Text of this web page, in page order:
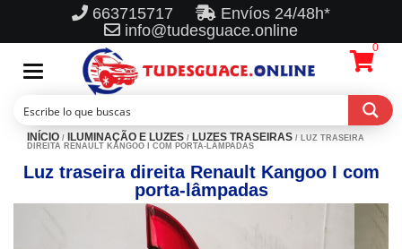
663715717
Envíos 24/48h*
info@tudesguace.online
Toggle
navigation
0
INÍCIO / ILUMINAÇÃO E LUZES / LUZES TRASEIRAS / LUZ TRASEIRA
DIREITA RENAULT KANGOO I COM PORTA-LÂMPADAS
Luz traseira direita Renault Kangoo I com
porta-lâmpadas